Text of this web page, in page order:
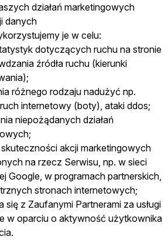
działań marketingowych
danych
je w celu:
dotyczących ruchu na stronie
źródła ruchu (kierunki
różnego rodzaju nadużyć np.
internetowy (boty), ataki ddos;
niepożądanych działań
akcji marketingowych
na rzecz Serwisu, np. w sieci
Google, w programach partnerskich,
stronach internetowych;
się z Zaufanymi Partnerami za usługi
w oparciu o aktywność użytkownika